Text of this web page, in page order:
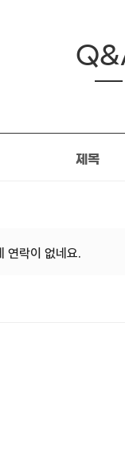
제목
연락이 없네요.